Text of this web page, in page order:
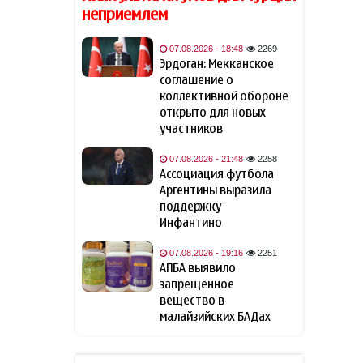
отверг вариант досрочной
отставки Мерца с поста
канцлера
Bloomberg: Украина обещала
США не атаковать
инфраструктуру КТК в
Черном море
09:12
Трамп объявил об
инвестициях в размере $3
млрд в горнодобывающей
отрасли
09:05
МИД Украины отреагировал
на одобрение «адских
санкций» против России
Азербайджан вновь
неприемлем
07.08.2026 - 18:48 2269
Эрдоган: Мекканское
соглашение о
коллективной обороне
открыто для новых
участников
07.08.2026 - 21:48 2258
Ассоциация футбола
Аргентины выразила
поддержку
Инфантино
07.08.2026 - 19:16 2251
АПБА выявило
запрещенное
вещество в
малайзийских БАДах